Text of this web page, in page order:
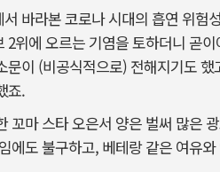
바라본 코로나 시대의 흡연 위험
2위에 오르는 기염을 토하더니 곧
문이 (비공식적으로) 전해지기도
죠.
꼬마 스타 오은서 양은 벌써 많은
에도 불구하고, 베테랑 같은 여유